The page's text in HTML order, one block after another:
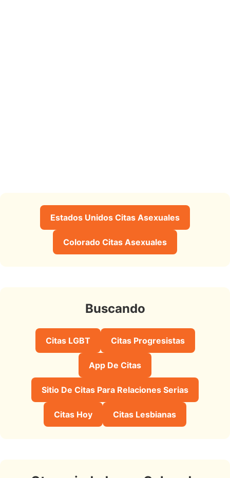
Estados Unidos Citas Asexuales
Colorado Citas Asexuales
Buscando
Citas LGBT Citas Progresistas
App De Citas
Sitio De Citas Para Relaciones Serias
Citas Hoy Citas Lesbianas